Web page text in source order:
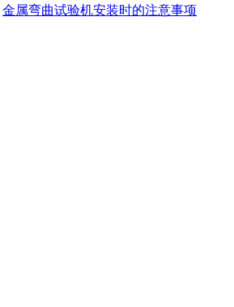
金属弯曲试验机安装时的注意事项